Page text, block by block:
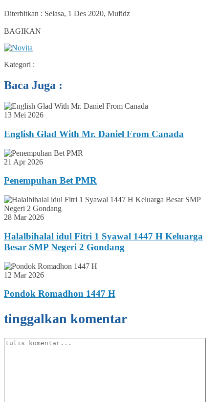
Diterbitkan : Selasa, 1 Des 2020, Mufidz
BAGIKAN
Kategori :
Baca Juga :
13 Mei 2026
English Glad With Mr. Daniel From Canada
21 Apr 2026
Penempuhan Bet PMR
28 Mar 2026
Halalbihalal idul Fitri 1 Syawal 1447 H Keluarga
Besar SMP Negeri 2 Gondang
12 Mar 2026
Pondok Romadhon 1447 H
tinggalkan komentar